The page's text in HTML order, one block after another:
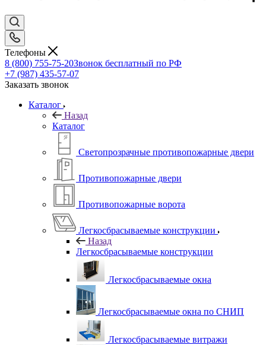
Телефоны
8 (800) 755-75-20Звонок бесплатный по РФ
+7 (987) 435-57-07
Заказать звонок
Каталог
Назад
Каталог
Светопрозрачные противопожарные двери
Противопожарные двери
Противопожарные ворота
Легкосбрасываемые конструкции
Назад
Легкосбрасываемые конструкции
Легкосбрасываемые окна
Легкосбрасываемые окна по СНИП
Легкосбрасываемые витражи